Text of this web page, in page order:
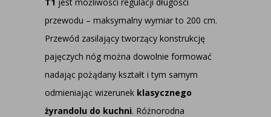
przewodu – maksymalny wymiar to 200 cm.
Przewód zasilający tworzący konstrukcję
pajęczych nóg można dowolnie formować
nadając pożądany kształt i tym samym
odmieniając wizerunek klasycznego
żyrandolu do kuchni. Różnorodna